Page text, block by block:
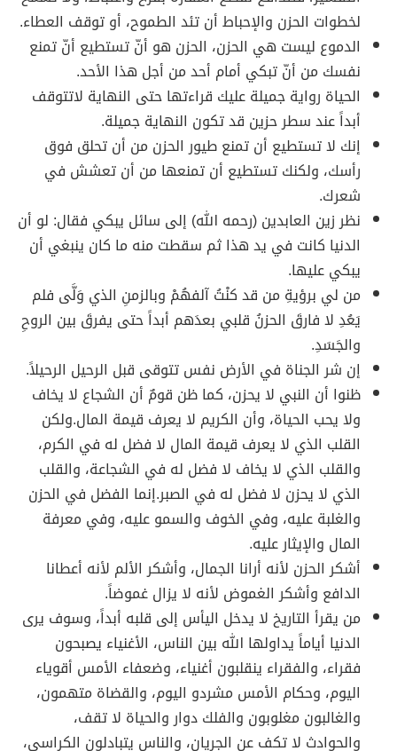
لخطوات الحزن والإحباط أن تئد الطموح، أو توقف العطاء.
الدموع ليست هي الحزن، الحزن هو أنّ تستطيع أنّ تمنع
نفسك من أنّ تبكي أمام أحد من أجل هذا الأحد.
الحياة رواية جميلة عليك قراءتها حتى النهاية لاتتوقف
أبداً عند سطر حزين قد تكون النهاية جميلة.
إنك لا تستطيع أن تمنع طيور الحزن من أن تحلق فوق
رأسك، ولكنك تستطيع أن تمنعها من أن تعشش في
شعرك.
نظر زين العابدين (رحمه الله) إلى سائل يبكي فقال: لو أن
الدنيا كانت في يد هذا ثم سقطت منه ما كان ينبغي أن
يبكي عليها.
من لي برؤيةِ من قد كنْتُ آلفهُمْ وبالزمنِ الذي وَلَّى فلم
يَعُدِ لا فارقَ الحزنُ قلبي بعدَهم أبداً حتى يفرقَ بين الروحِ
والجَسَدِ.
إن شر الجناة في الأرض نفس تتوقى قبل الرحيل الرحيلاً.
ظنوا أن النبي لا يحزن، كما ظن قومٌ أن الشجاع لا يخاف
ولا يحب الحياة، وأن الكريم لا يعرف قيمة المال.ولكن
القلب الذي لا يعرف قيمة المال لا فضل له في الكرم،
والقلب الذي لا يخاف لا فضل له في الشجاعة، والقلب
الذي لا يحزن لا فضل له في الصبر.إنما الفضل في الحزن
والغلبة عليه، وفي الخوف والسمو عليه، وفي معرفة
المال والإيثار عليه.
أشكر الحزن لأنه أرانا الجمال، وأشكر الألم لأنه أعطانا
الدافع وأشكر الغموض لأنه لا يزال غموضاً.
من يقرأ التاريخ لا يدخل اليأس إلى قلبه أبداً، وسوف يرى
الدنيا أياماً يداولها الله بين الناس، الأغنياء يصبحون
فقراء، والفقراء ينقلبون أغنياء، وضعفاء الأمس أقوياء
اليوم، وحكام الأمس مشردو اليوم، والقضاة متهمون،
والغالبون مغلوبون والفلك دوار والحياة لا تقف،
والحوادث لا تكف عن الجريان، والناس يتبادلون الكراسي،